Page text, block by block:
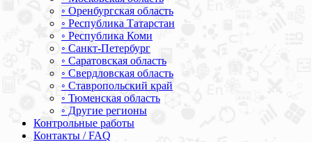
◦ Оренбургская область
◦ Республика Татарстан
◦ Республика Коми
◦ Санкт-Петербург
◦ Саратовская область
◦ Свердловская область
◦ Ставропольский край
◦ Тюменская область
◦ Другие регионы
Контрольные работы
Контакты / FAQ